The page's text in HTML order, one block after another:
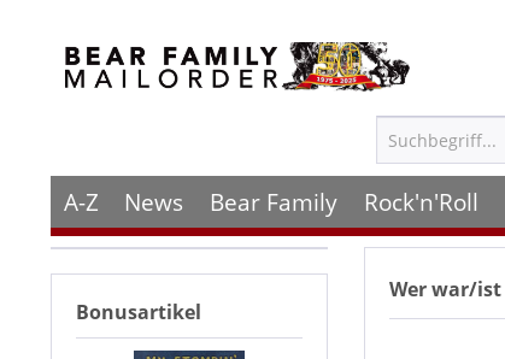
A-Z News Bear Family Rock'n'Roll
Bonusartikel
Wer war/ist